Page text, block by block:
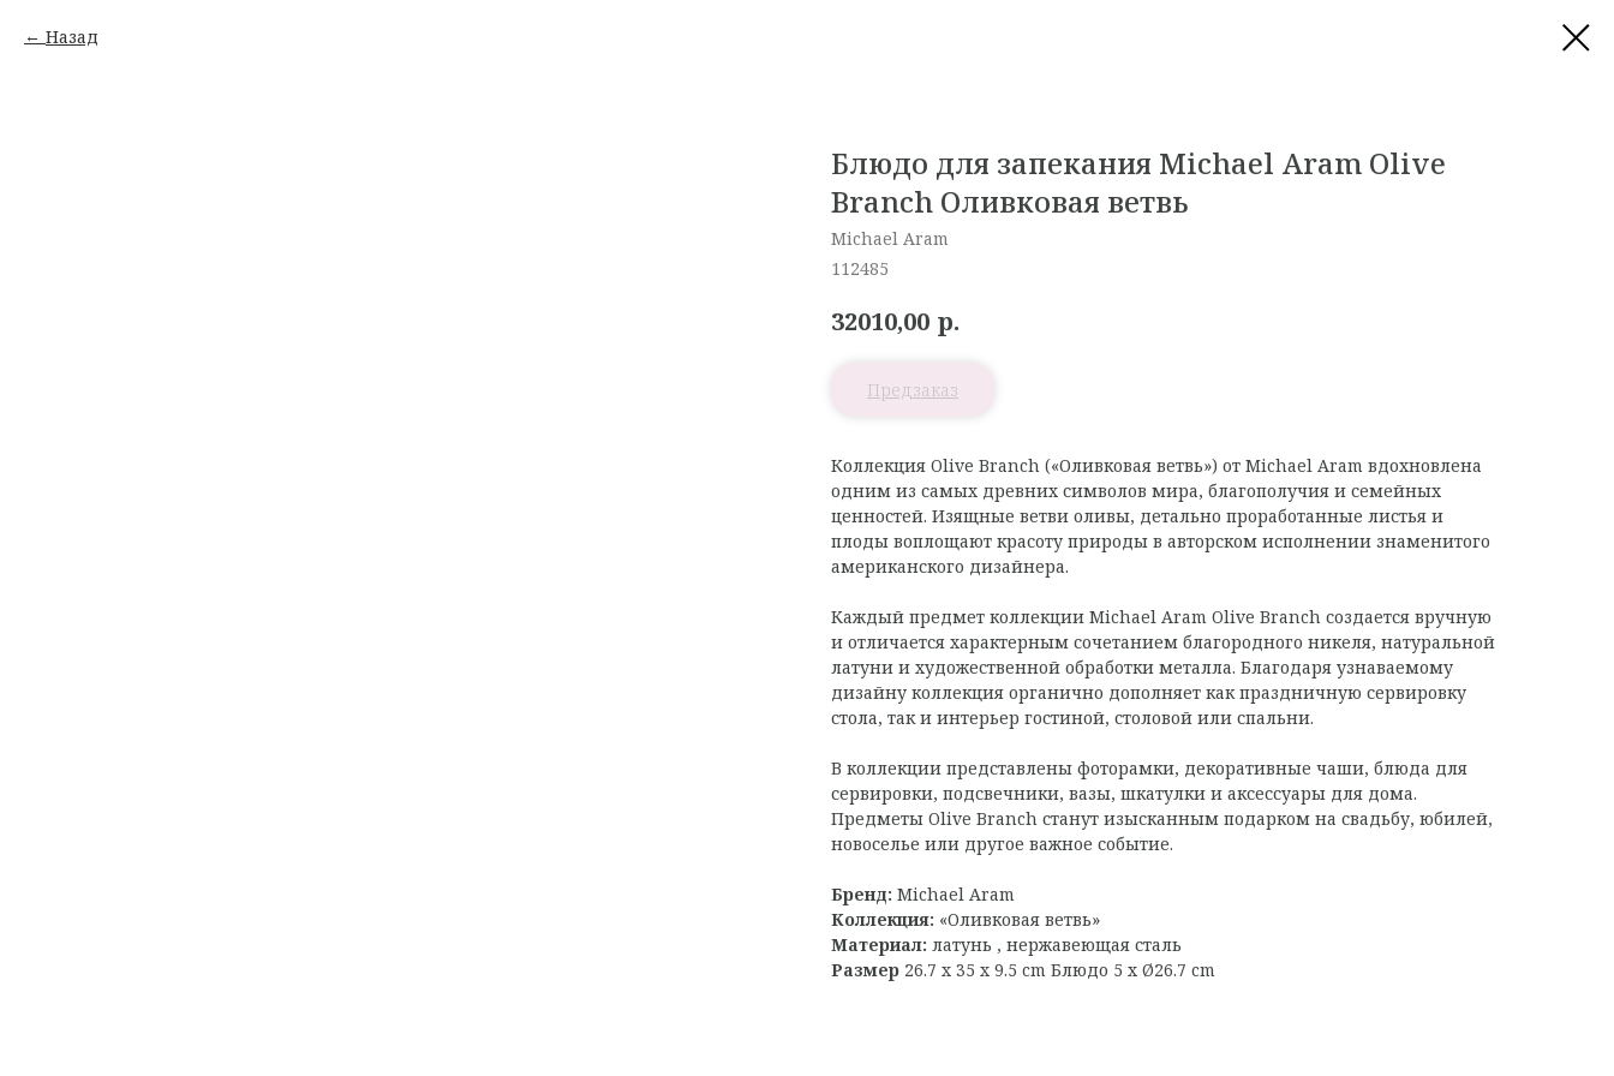
Назад
Блюдо для запекания Michael Aram Olive
Branch Оливковая ветвь
Michael Aram
112485
32010,00 р.
Коллекция Olive Branch («Оливковая ветвь») от Michael Aram вдохновлена
одним из самых древних символов мира, благополучия и семейных
ценностей. Изящные ветви оливы, детально проработанные листья и
плоды воплощают красоту природы в авторском исполнении знаменитого
американского дизайнера.
Каждый предмет коллекции Michael Aram Olive Branch создается вручную
и отличается характерным сочетанием благородного никеля, натуральной
латуни и художественной обработки металла. Благодаря узнаваемому
дизайну коллекция органично дополняет как праздничную сервировку
стола, так и интерьер гостиной, столовой или спальни.
В коллекции представлены фоторамки, декоративные чаши, блюда для
сервировки, подсвечники, вазы, шкатулки и аксессуары для дома.
Предметы Olive Branch станут изысканным подарком на свадьбу, юбилей,
новоселье или другое важное событие.
Бренд: Michael Aram
Коллекция: «Оливковая ветвь»
Материал: латунь , нержавеющая сталь
Размер 26.7 x 35 x 9.5 cm Блюдо 5 х Ø26.7 cm